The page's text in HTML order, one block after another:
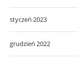
styczeń 2023
grudzień 2022